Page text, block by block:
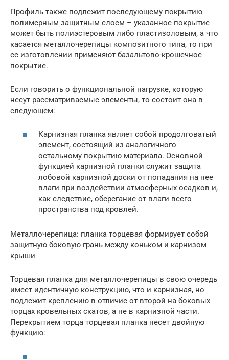
Профиль также подлежит последующему покрытию
полимерным защитным слоем – указанное покрытие
может быть полиэстеровым либо пластизоловым, а что
касается металлочерепицы композитного типа, то при
ее изготовлении применяют базальтово-крошечное
покрытие.
Если говорить о функциональной нагрузке, которую
несут рассматриваемые элементы, то состоит она в
следующем:
Карнизная планка являет собой продолговатый
элемент, состоящий из аналогичного
остальному покрытию материала. Основной
функцией карнизной планки служит защита
лобовой карнизной доски от попадания на нее
влаги при воздействии атмосферных осадков и,
как следствие, оберегание от влаги всего
пространства под кровлей.
Металлочерепица: планка торцевая формирует собой
защитную боковую грань между коньком и карнизом
крыши
Торцевая планка для металлочерепицы в свою очередь
имеет идентичную конструкцию, что и карнизная, но
подлежит креплению в отличие от второй на боковых
торцах кровельных скатов, а не в карнизной части.
Перекрытием торца торцевая планка несет двойную
функцию: